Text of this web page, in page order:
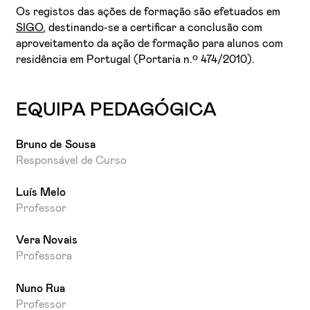
Edição áudio multi-pista para sonorização das
curtas de Animação.
Os registos das ações de formação são efetuados em
SIGO, destinando-se a certificar a conclusão com
aproveitamento da ação de formação para alunos com
residência em Portugal (Portaria n.º 474/2010).
EQUIPA PEDAGÓGICA
Bruno de Sousa
Responsável de Curso
Luís Melo
Professor
Vera Novais
Professora
Nuno Rua
Professor